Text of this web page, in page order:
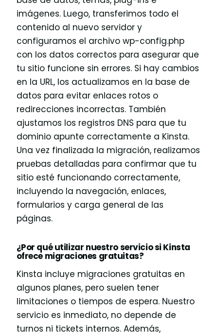
imágenes. Luego, transferimos todo el
contenido al nuevo servidor y
configuramos el archivo wp-config.php
con los datos correctos para asegurar que
tu sitio funcione sin errores. Si hay cambios
en la URL, los actualizamos en la base de
datos para evitar enlaces rotos o
redirecciones incorrectas. También
ajustamos los registros DNS para que tu
dominio apunte correctamente a Kinsta.
Una vez finalizada la migración, realizamos
pruebas detalladas para confirmar que tu
sitio esté funcionando correctamente,
incluyendo la navegación, enlaces,
formularios y carga general de las
páginas.
¿Por qué utilizar nuestro servicio si Kinsta
ofrece migraciones gratuitas?
Kinsta incluye migraciones gratuitas en
algunos planes, pero suelen tener
limitaciones o tiempos de espera. Nuestro
servicio es inmediato, no depende de
turnos ni tickets internos. Además,